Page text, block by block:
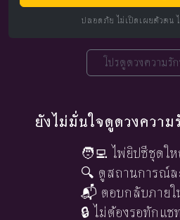
ปลอดภัย ไม่เปิดเผยตัวตน
โปรดูดวงความรั
ยังไม่มั่นใจดูดวงควา
🧑‍💻 ไพ่ยิปซีชุดใ
🔍 ดูสถานการณ์ล
📬 ตอบกลับภายใ
🔒 ไม่ต้องรอทักแชท